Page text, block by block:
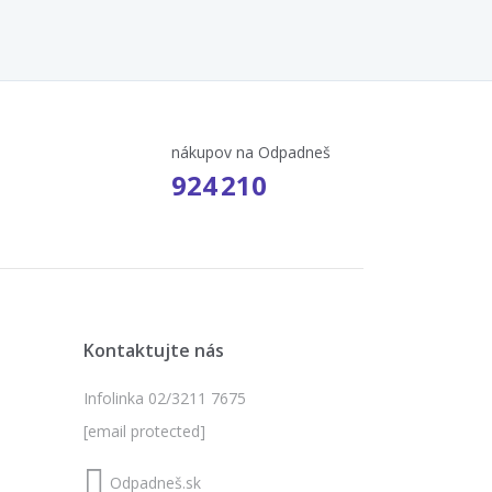
nákupov na Odpadneš
924 210
Kontaktujte nás
Infolinka 02/3211 7675
[email protected]
Odpadneš.sk